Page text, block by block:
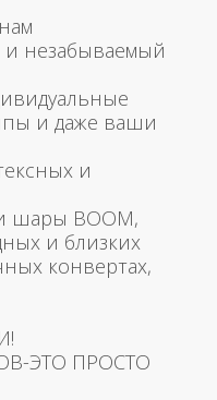
незабываемый
и даже ваши
и
шары BOOM,
и близких
конвертах,
ЭТО ПРОСТО